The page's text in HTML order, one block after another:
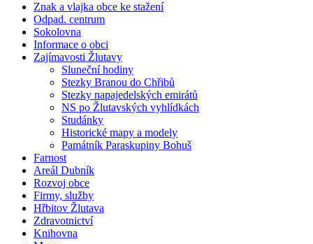
Znak a vlajka obce ke stažení
Odpad. centrum
Sokolovna
Informace o obci
Zajímavosti Žlutavy
Sluneční hodiny
Stezky Branou do Chřibů
Stezky napajedelských emirátů
NS po Žlutavských vyhlídkách
Studánky
Historické mapy a modely
Památník Paraskupiny Bohuš
Farnost
Areál Dubník
Rozvoj obce
Firmy, služby
Hřbitov Žlutava
Zdravotnictví
Knihovna